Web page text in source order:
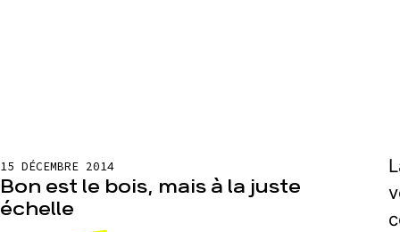
15 DÉCEMBRE 2014
Bon est le bois, mais à la juste
échelle